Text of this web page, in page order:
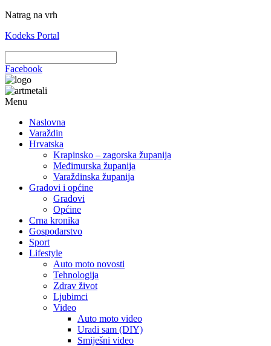
Natrag na vrh
Kodeks Portal
Facebook
Menu
Naslovna
Varaždin
Hrvatska
Krapinsko – zagorska županija
Međimurska županija
Varaždinska županija
Gradovi i općine
Gradovi
Općine
Crna kronika
Gospodarstvo
Sport
Lifestyle
Auto moto novosti
Tehnologija
Zdrav život
Ljubimci
Video
Auto moto video
Uradi sam (DIY)
Smiješni video